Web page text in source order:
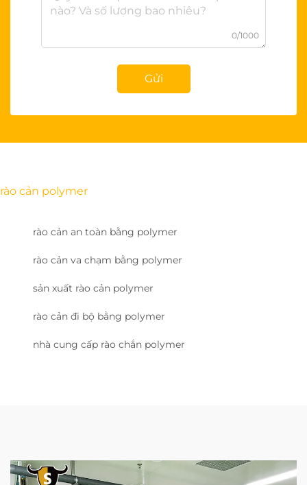
0/1000
Gửi
rào cản polymer
rào cản an toàn bằng polymer
rào cản va chạm bằng polymer
sản xuất rào cản polymer
rào cản đi bộ bằng polymer
nhà cung cấp rào chắn polymer